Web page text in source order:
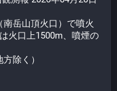
岳山頂火口）で噴火
火口上1500m、噴煙の
方除く）